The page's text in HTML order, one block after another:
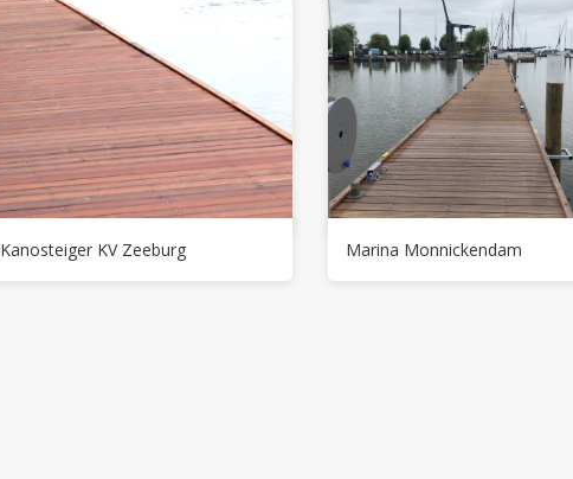
Kanosteiger KV Zeeburg Marina Monnickendam